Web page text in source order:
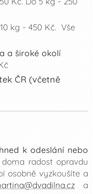
kg - 450 Kč. Vše
a široké okolí
ČR (včetně
k odeslání nebo
radost opravdu
osobně vyzkoušíte a
a